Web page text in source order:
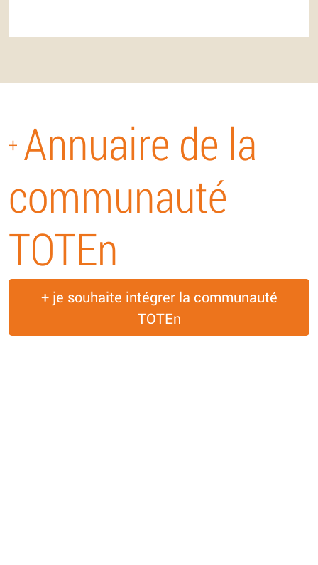
+ Annuaire de la
communauté
TOTEn
+ je souhaite intégrer la communauté
TOTEn